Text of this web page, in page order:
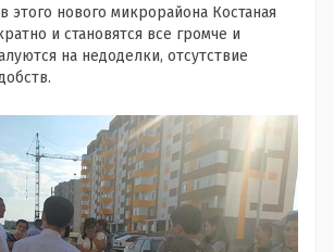
нового микрорайона Костаная
и становятся все громче и
на недоделки, отсутствие